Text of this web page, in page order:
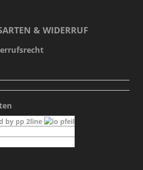
& WIDERRUF